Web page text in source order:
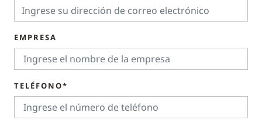
EMPRESA
TELÉFONO*